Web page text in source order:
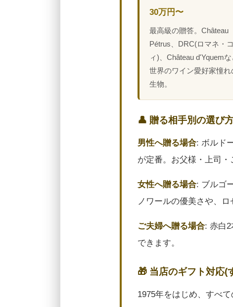
30万円〜
最高級の贈答。Château
Pétrus、DRC(ロマネ・
ィ)、Château d'Yquemな
世界のワイン愛好家憧れ
生物。
👤 贈る相手別の選び
男性へ贈る場合: ボルド
が定番。お父様・上司・
女性へ贈る場合: ブルゴ
ノワールの優美さや、
ご夫婦へ贈る場合: 赤白
できます。
🎁 当店のギフト対応(
1975年をはじめ、すべ